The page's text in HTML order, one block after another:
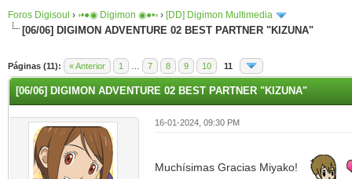
Foros Digisoul › ◦•●◉ Digimon ◉●•◦ › [DD] Digimon Multimedia
[06/06] DIGIMON ADVENTURE 02 BEST PARTNER "KIZUNA"
Páginas (11): « Anterior 1 7 8 9 10 11
[06/06] DIGIMON ADVENTURE 02 BEST PARTNER "KIZUNA"
16-01-2024, 09:30 PM
Muchísimas Gracias Miyako!